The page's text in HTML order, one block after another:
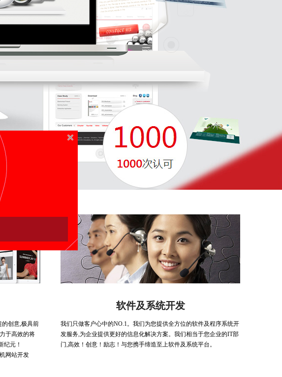
的创意,极具前
于高效的将
纪元！
网站开发
软件及系统开发
我们只做客户心中的NO.1。我们为您提供全方位的软件及程序系统开
发服务,为企业提供更好的信息化解决方案。我们相当于您企业的IT部
门,高效！创意！励志！与您携手缔造至上软件及系统平台。